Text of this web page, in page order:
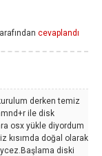
cevaplandı
derken temiz
ile disk
osx yükle diyordum
kısımda doğal olarak
diski